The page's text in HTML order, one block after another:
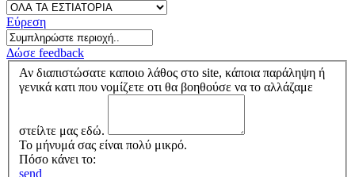
Εύρεση
Δώσε feedback
Αν διαπιστώσατε καποιο λάθος στο site, κάποια παράληψη ή
γενικά κατι που νομίζετε οτι θα βοηθούσε να το αλλάζαμε
στείλτε μας εδώ.
Το μήνυμά σας είναι πολύ μικρό.
Πόσο κάνει το:
send